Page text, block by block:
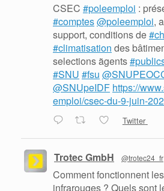
CSEC #poleemploi :
#comptes@poleemploi,
support, conditions de
#climatisation des
selections ãgents
#SNU #fsu
@SNUpeIDF https://
emploi/csec-du-9-juin-
Twitter
Trotec GmbH @trotec24_fr
Comment fonctionnent
infrarouges ? Quels sont